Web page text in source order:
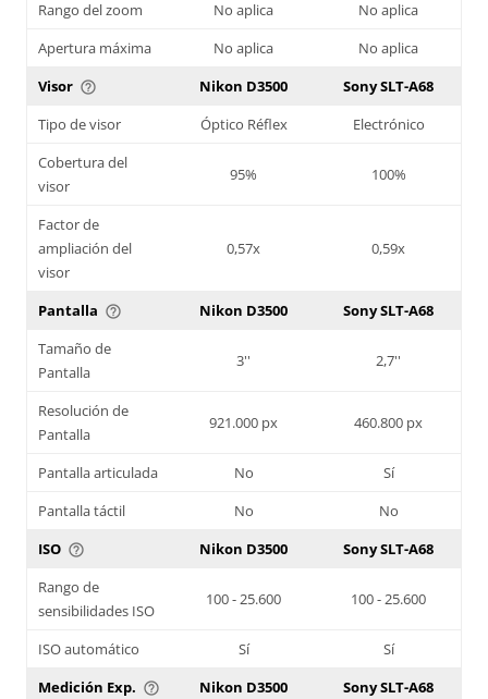
Rango del zoom
No aplica
No aplica
Apertura máxima
No aplica
No aplica
Visor help_outline Nikon D3500
Sony SLT-A68
Tipo de visor
Óptico Réflex
Electrónico
Cobertura del
visor
95% 100%
Factor de
ampliación del
visor
0,57x 0,59x
Pantalla help_outline Nikon D3500
Sony SLT-A68
Tamaño de
Pantalla
3'' 2,7''
Resolución de
Pantalla
921.000 px 460.800 px
Pantalla articulada No
Sí
Pantalla táctil
No
No
ISO help_outline Nikon D3500
Sony SLT-A68
Rango de
sensibilidades ISO
100 - 25.600 100 - 25.600
ISO automático Sí
Sí
Medición Exp. help_outline Nikon D3500
Sony SLT-A68